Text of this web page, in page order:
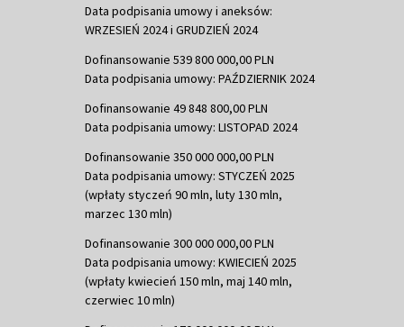
Data podpisania umowy i aneksów:
WRZESIEŃ 2024 i GRUDZIEŃ 2024
Dofinansowanie 539 800 000,00 PLN
Data podpisania umowy: PAŹDZIERNIK 2024
Dofinansowanie 49 848 800,00 PLN
Data podpisania umowy: LISTOPAD 2024
Dofinansowanie 350 000 000,00 PLN
Data podpisania umowy: STYCZEŃ 2025
(wpłaty styczeń 90 mln, luty 130 mln,
marzec 130 mln)
Dofinansowanie 300 000 000,00 PLN
Data podpisania umowy: KWIECIEŃ 2025
(wpłaty kwiecień 150 mln, maj 140 mln,
czerwiec 10 mln)